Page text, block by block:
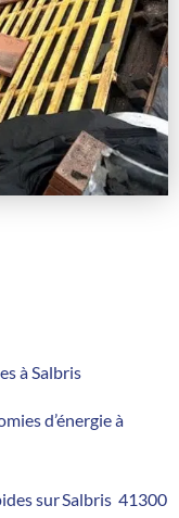
à Salbris
d’énergie à
sur Salbris 41300